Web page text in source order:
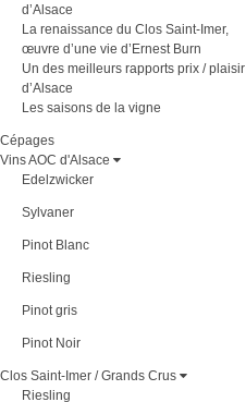
d’Alsace
La renaissance du Clos Saint-Imer,
œuvre d’une vie d’Ernest Burn
Un des meilleurs rapports prix / plaisir
d’Alsace
Les saisons de la vigne
Cépages
Vins AOC d'Alsace
Edelzwicker
Sylvaner
Pinot Blanc
Riesling
Pinot gris
Pinot Noir
Clos Saint-Imer / Grands Crus
Riesling